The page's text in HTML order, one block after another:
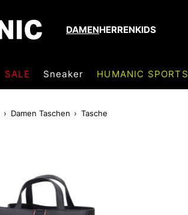
DAMENHERRENKIDS
SALE Sneaker HUMANIC SPORTS
Damen Taschen Tasche